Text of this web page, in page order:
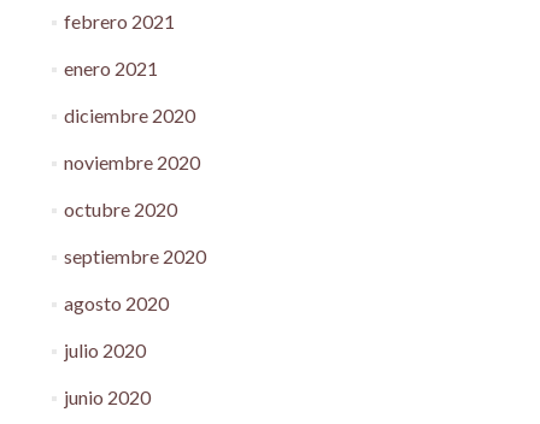
febrero 2021
enero 2021
diciembre 2020
noviembre 2020
octubre 2020
septiembre 2020
agosto 2020
julio 2020
junio 2020